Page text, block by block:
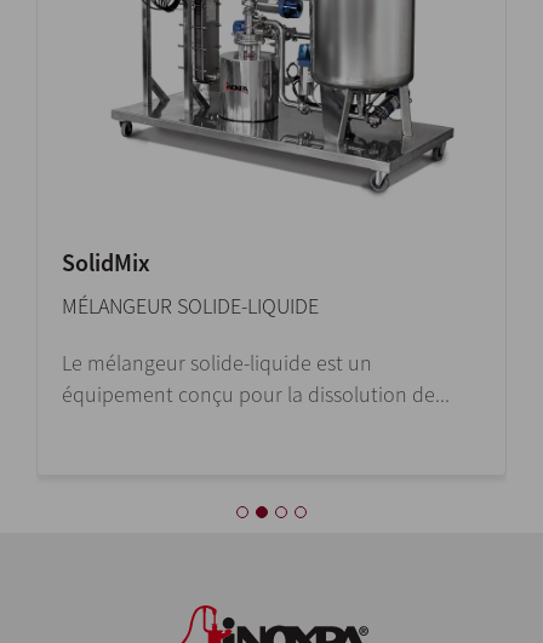
SolidMix
MÉLANGEUR SOLIDE-LIQUIDE
Le mélangeur solide-liquide est un
équipement conçu pour la dissolution de...